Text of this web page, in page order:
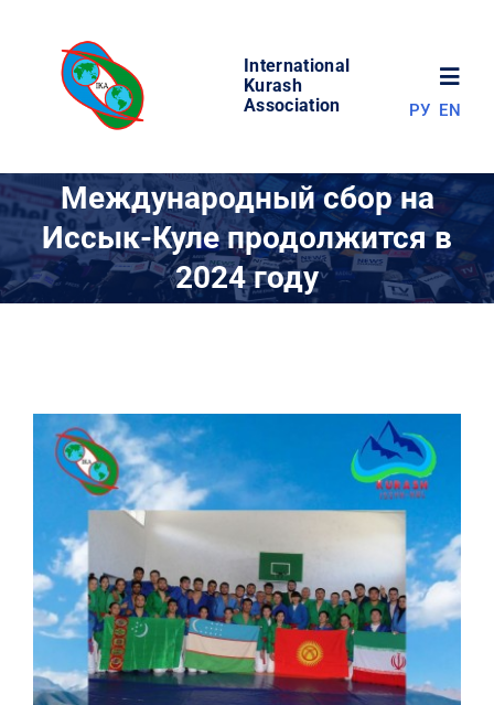
content
International
Kurash
Association
МИР КУРАША
РЕЗУЛЬТАТЫ
КОНТАКТЫ
РУ EN
Международный сбор на
Иссык-Куле продолжится в
2024 году